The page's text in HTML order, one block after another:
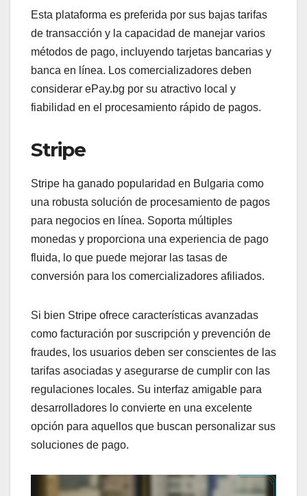
Esta plataforma es preferida por sus bajas tarifas
de transacción y la capacidad de manejar varios
métodos de pago, incluyendo tarjetas bancarias y
banca en línea. Los comercializadores deben
considerar ePay.bg por su atractivo local y
fiabilidad en el procesamiento rápido de pagos.
Stripe
Stripe ha ganado popularidad en Bulgaria como
una robusta solución de procesamiento de pagos
para negocios en línea. Soporta múltiples
monedas y proporciona una experiencia de pago
fluida, lo que puede mejorar las tasas de
conversión para los comercializadores afiliados.
Si bien Stripe ofrece características avanzadas
como facturación por suscripción y prevención de
fraudes, los usuarios deben ser conscientes de las
tarifas asociadas y asegurarse de cumplir con las
regulaciones locales. Su interfaz amigable para
desarrolladores lo convierte en una excelente
opción para aquellos que buscan personalizar sus
soluciones de pago.